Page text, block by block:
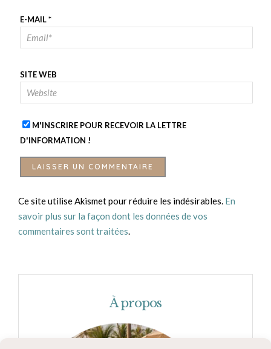
E-MAIL*
SITE WEB
M'INSCRIRE POUR RECEVOIR LA LETTRE
D'INFORMATION !
Ce site utilise Akismet pour réduire les indésirables. En
savoir plus sur la façon dont les données de vos
commentaires sont traitées.
À propos